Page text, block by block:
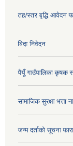
तह/स्तर बृद्धि आवेदन
बिदा निवेदन
पैयूँ गाउँपालिका कृषक
सामाजिक सुरक्षा भत्ता
जन्म दर्ताको सूचना